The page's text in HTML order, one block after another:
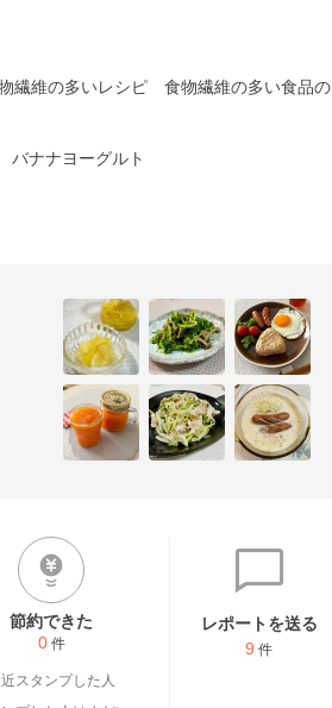
繊維の多いレシピ
食物繊維の多い食品の
バナナヨーグルト
節約できた
0 件
スタンプした人
レポートを送る
9 件